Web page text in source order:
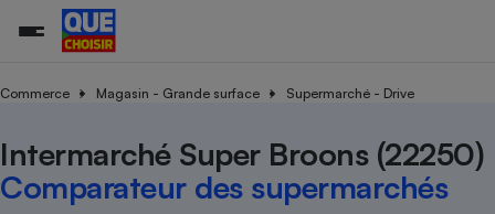
Commerce Magasin - Grande surface Supermarché - Drive
Intermarché Super Broons (22250)
Comparateur des supermarchés
Additifs
Organismes de défense
Système judiciairegratuit
Achat - Vente - Travaux
Démarche administrative
Train
Transport aérien
Toutes les actualités
Enquêtes
Tous les services
Tous nos combats
Nos actions
L’association
Nos missions